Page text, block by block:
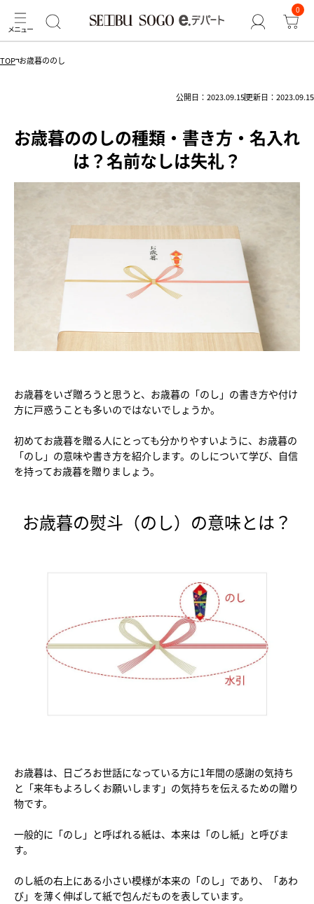
0
TOP お歳暮ののし
公開日：2023.09.15更新日：2023.09.15
お歳暮ののしの種類・書き方・名入れ
は？名前なしは失礼？
お歳暮をいざ贈ろうと思うと、お歳暮の「のし」の書き方や付け
方に戸惑うことも多いのではないでしょうか。
初めてお歳暮を贈る人にとっても分かりやすいように、お歳暮の
「のし」の意味や書き方を紹介します。のしについて学び、自信
を持ってお歳暮を贈りましょう。
お歳暮の熨斗（のし）の意味とは？
お歳暮は、日ごろお世話になっている方に1年間の感謝の気持ち
と「来年もよろしくお願いします」の気持ちを伝えるための贈り
物です。
一般的に「のし」と呼ばれる紙は、本来は「のし紙」と呼びま
す。
のし紙の右上にある小さい模様が本来の「のし」であり、「あわ
び」を薄く伸ばして紙で包んだものを表しています。